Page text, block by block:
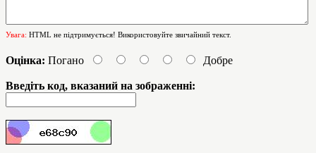
Увага: HTML не підтримується! Використовуйте звичайний текст.
Оцінка: Погано Добре
Введіть код, вказаний на зображенні: